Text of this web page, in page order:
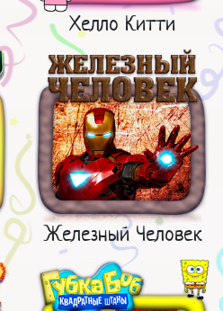
Хелло Китти
Железный Человек